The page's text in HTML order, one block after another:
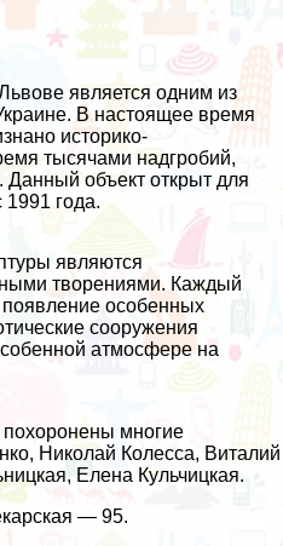
является одним из
В настоящее время
историко-
тысячами надгробий,
объект открыт для
1991 года.
являются
творениями. Каждый
появление особенных
сооружения
атмосфере на
многие
Николай Колесса, Виталий
Елена Кульчицкая.
— 95.